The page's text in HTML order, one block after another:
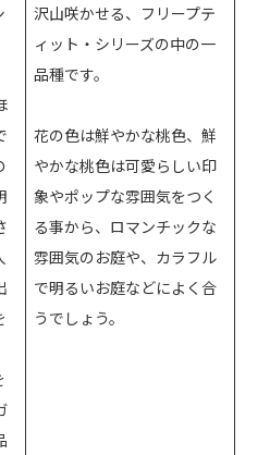
沢山咲かせる、フリープテ
ィット・シリーズの中の一
品種です。
花の色は鮮やかな桃色、鮮
やかな桃色は可愛らしい印
象やポップな雰囲気をつく
る事から、ロマンチックな
雰囲気のお庭や、カラフル
で明るいお庭などによく合
うでしょう。